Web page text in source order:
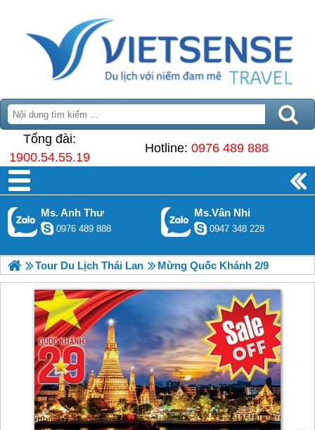
Tổng đài:
1900.54.55.19
Hotline: 0976 489 888
Ms. Anh Thư
0976 489 888
Ms.Vân Nhi
0947 348 228
Tour Du Lịch Thái Lan Mừng Quốc Khánh 2/9